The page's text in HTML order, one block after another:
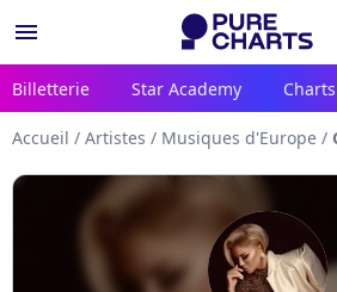
menu
Billetterie Star Academy
Accueil / Artistes / Musiques d'Europe /